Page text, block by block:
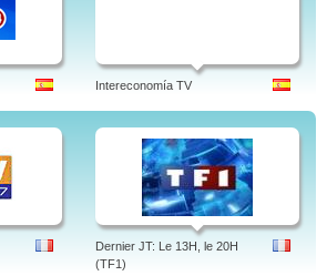
Intereconomía TV
Dernier JT: Le 13H, le 20H
(TF1)